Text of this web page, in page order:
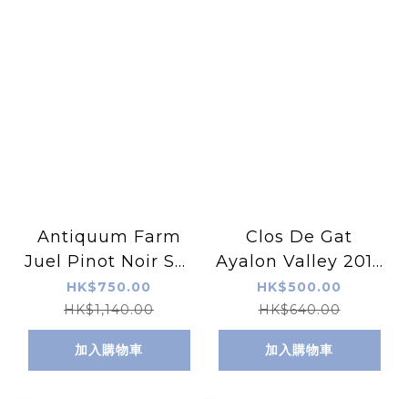
Antiquum Farm
Juel Pinot Noir Set
(2013/2015/2016)
HK$750.00
HK$1,140.00
加入購物車
Clos De Gat
Ayalon Valley 2017
+ Chardonnay
2020
HK$500.00
HK$640.00
加入購物車